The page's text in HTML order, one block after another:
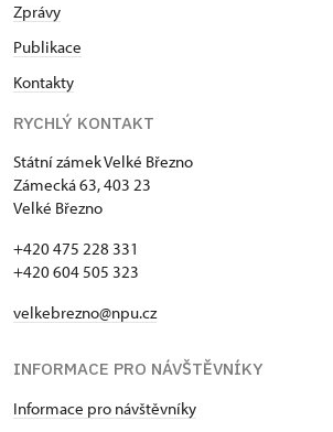
Zprávy
Publikace
Kontakty
RYCHLÝ KONTAKT
Státní zámek Velké Březno
Zámecká 63, 403 23
Velké Březno
+420 475 228 331
+420 604 505 323
velkebrezno@npu.cz
INFORMACE PRO NÁVŠTĚVNÍKY
Informace pro návštěvníky